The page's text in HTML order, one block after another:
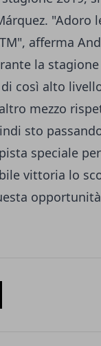
"Adoro
afferma
la
così alto
mezzo
sto
speciale
vittoria lo